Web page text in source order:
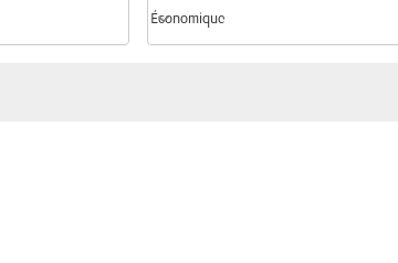
Classe cabine option Économique Selected
Économique
keyboard_arrow_down